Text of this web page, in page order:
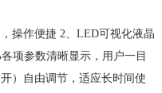
操作便捷 2、LED可视化液晶
项参数清晰显示，用户一目
）自由调节，适应长时间使